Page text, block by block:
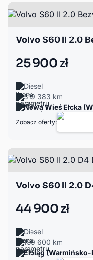
Volvo S60 II 2.0
25 900 zł
Diesel
319 383 km
Nowa Wieś Ełcka
Zobacz oferty:
Volvo S60 II 2.0
44 900 zł
Diesel
199 600 km
Elbląg